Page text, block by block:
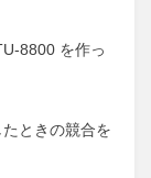
8800 を作っ
ときの競合を